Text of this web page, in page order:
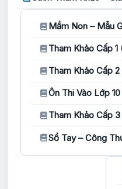
Mầm Non – Mẫu
Tham Khảo Cấp 1
Tham Khảo Cấp
Ôn Thi Vào Lớp 10
Tham Khảo Cấp
Sổ Tay – Công